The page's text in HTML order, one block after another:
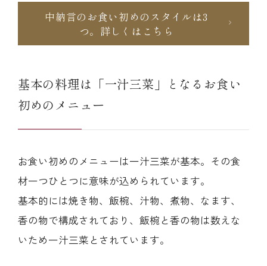
中納言のお食い初めのスタイルは3
つ。詳しくはこちら
基本の料理は「一汁三菜」となるお食い
初めのメニュー
お食い初めのメニューは一汁三菜が基本。その食
材一つひとつに意味が込められています。
基本的には焼き物、飯椀、汁物、煮物、なます、
香の物で構成されており、飯椀と香の物は数えな
いため一汁三菜とされています。